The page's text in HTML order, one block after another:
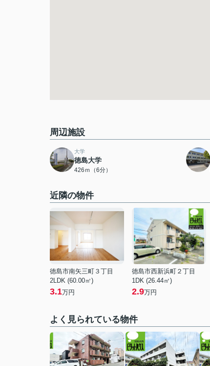
周辺施設
大学
徳島大学
426ｍ（6分）
近隣の物件
徳島市南矢三町３丁目
2LDK (60.00㎡)
3.1万円
徳島市西新浜町２丁目
1DK (26.44㎡)
2.9万円
よく見られている物件